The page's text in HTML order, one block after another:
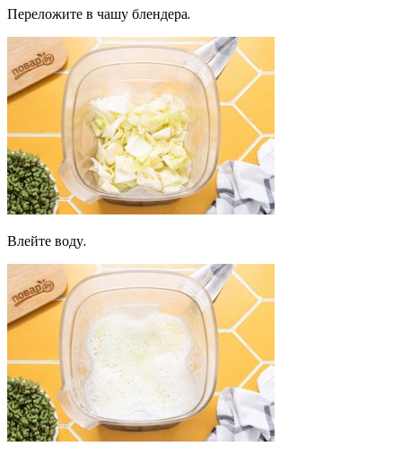
Переложите в чашу блендера.
Влейте воду.